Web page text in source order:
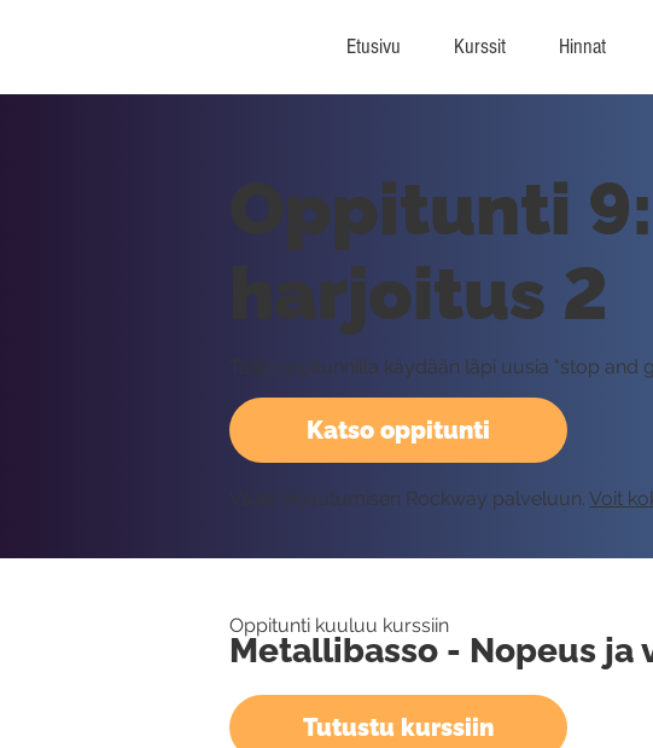
Etusivu Kurssit Hinnat
Katso oppitunti
Oppitunti
harjoitus 2
Tällä oppitunnilla käydään läpi uusia "stop
Vaatii kirjautumisen Rockway palveluun. Voit
Oppitunti kuuluu kurssiin
Metallibasso - Nopeus ja
Tutustu kurssiin